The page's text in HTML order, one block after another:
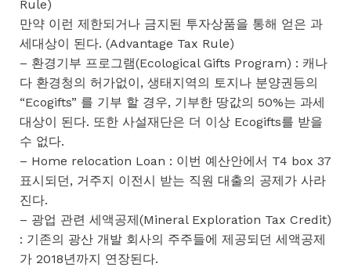
Rule)
만약 이런 제한되거나 금지된 투자상품을 통해 얻은 과
세대상이 된다. (Advantage Tax Rule)
– 환경기부 프로그램(Ecological Gifts Program) : 캐나
다 환경청의 허가없이, 생태지역의 토지나 분양권등의
“Ecogifts” 를 기부 할 경우, 기부한 땅값의 50%는 과세
대상이 된다. 또한 사설재단은 더 이상 Ecogifts를 받을
수 없다.
– Home relocation Loan : 이번 예산안에서 T4 box 37
표시되던, 거주지 이전시 받는 직원 대출의 공제가 사라
진다.
– 광업 관련 세액공제(Mineral Exploration Tax Credit)
: 기존의 광산 개발 회사의 주주들에 제공되던 세액공제
가 2018년까지 연장된다.